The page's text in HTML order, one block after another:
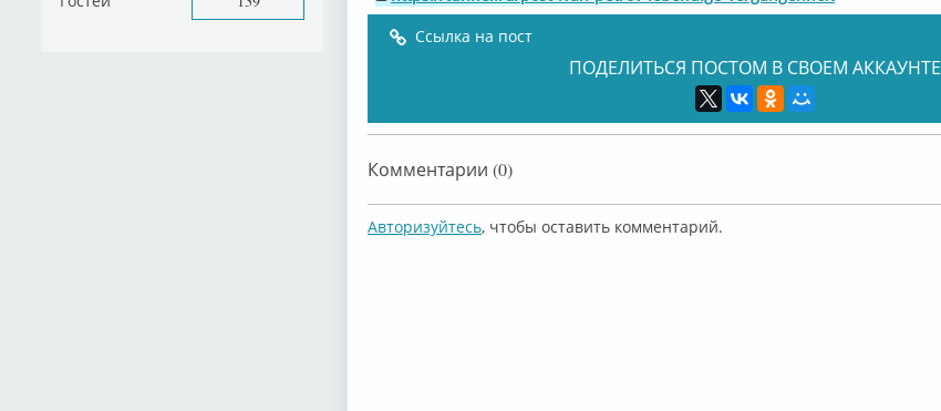
Ссылка на пост
ПОДЕЛИТЬСЯ ПОСТОМ В СВОЕМ АККАУНТЕ
Комментарии (0)
Авторизуйтесь, чтобы оставить комментарий.